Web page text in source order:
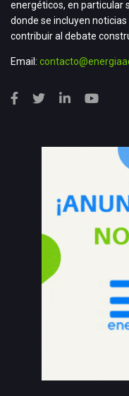
energéticos, en particular
donde se incluyen
contribuir al debate
Email: